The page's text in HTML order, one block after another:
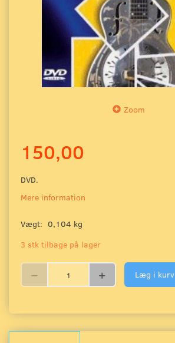
Zoom
150,00
DVD.
Mere information
Vægt: 0,104 kg
3 stk tilbage på lager
Læg i kurv